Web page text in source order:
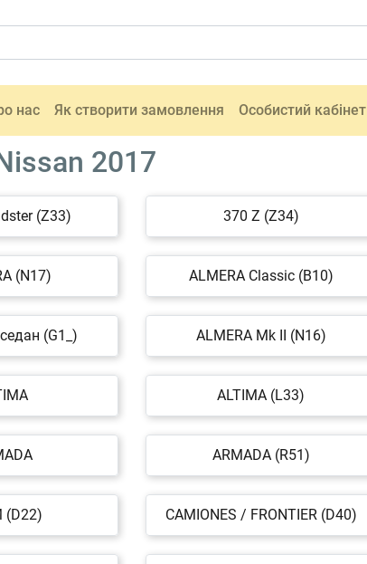
нас Як створити замовлення Особистий кабінет
2017
(Z33) 370 Z (Z34)
(N17) ALMERA Classic (B10)
(G1_) ALMERA Mk II (N16)
ALTIMA (L33)
ARMADA (R51)
(D22) CAMIONES / FRONTIER (D40)